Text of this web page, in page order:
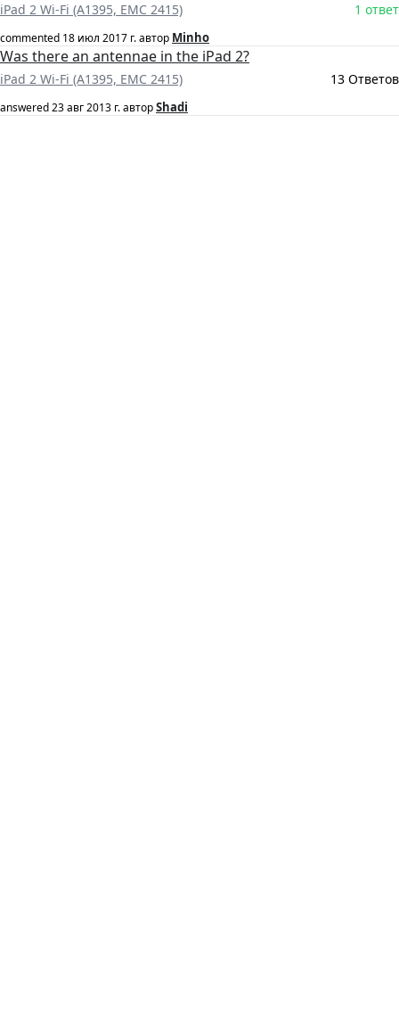
iPad 2 Wi-Fi (A1395, EMC 2415) 1 ответ
commented 18 июл 2017 г.автор Minho
Was there an antennae in the iPad 2?
iPad 2 Wi-Fi (A1395, EMC 2415) 13 Ответов
answered23 авг 2013 г.авторShadi